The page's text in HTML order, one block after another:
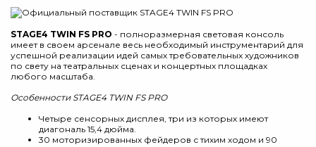
STAGE4 TWIN FS PRO - полноразмерная световая консоль
имеет в своем арсенале весь необходимый инструментарий для
успешной реализации идей самых требовательных художников
по свету на театральных сценах и концертных площадках
любого масштаба.
Особенности STAGE4 TWIN FS PRO
Четыре сенсорных дисплея, три из которых имеют
диагональ 15,4 дюйма.
30 моторизированных фейдеров с тихим ходом и 90